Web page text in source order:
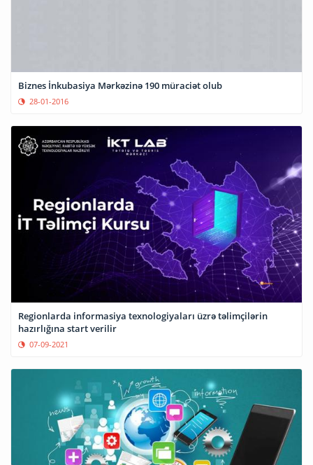
Biznes İnkubasiya Mərkəzinə 190 müraciət olub
28-01-2016
Regionlarda informasiya texnologiyaları üzrə təlimçilərin
hazırlığına start verilir
07-09-2021